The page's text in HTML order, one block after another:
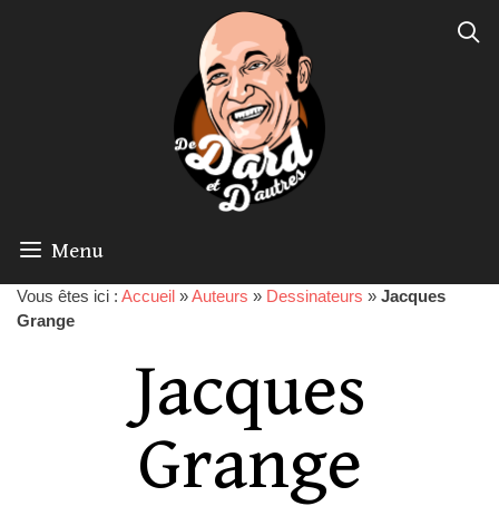
Menu
Vous êtes ici : Accueil »Auteurs » Dessinateurs » Jacques
Grange
Jacques
Grange